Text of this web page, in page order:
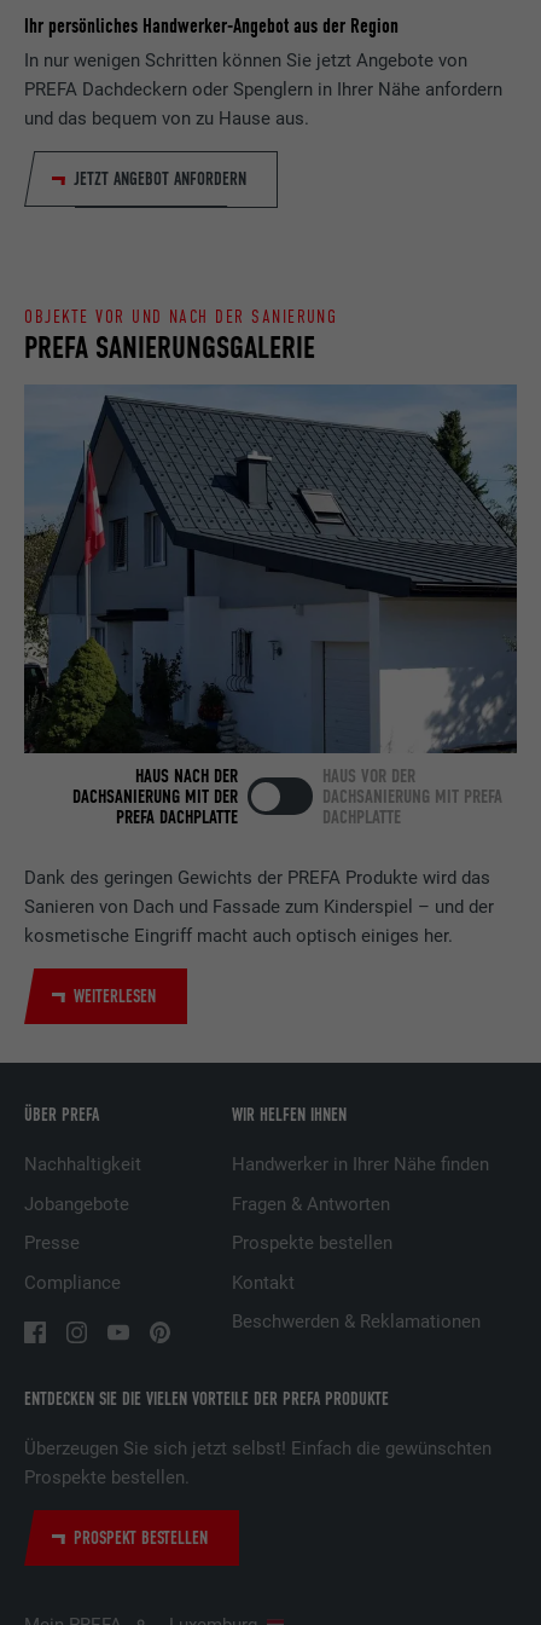
Ihr persönliches Handwerker-Angebot aus der Region
In nur wenigen Schritten können Sie jetzt Angebote von
PREFA Dachdeckern oder Spenglern in Ihrer Nähe anfordern
und das bequem von zu Hause aus.
JETZT ANGEBOT ANFORDERN
Dank des geringen Gewichts der PREFA Produkte wird das
Sanieren von Dach und Fassade zum Kinderspiel – und der
kosmetische Eingriff macht auch optisch einiges her.
WEITERLESEN
PREFA SANIERUNGSGALERIE
OBJEKTE VOR UND NACH DER SANIERUNG
HAUS NACH DER
DACHSANIERUNG MIT DER
PREFA DACHPLATTE
HAUS VOR DER
DACHSANIERUNG MIT PREFA
DACHPLATTE
ENTDECKEN SIE DIE VIELEN VORTEILE DER PREFA PRODUKTE
Überzeugen Sie sich jetzt selbst! Einfach die gewünschten
Prospekte bestellen.
PROSPEKT BESTELLEN
ÜBER PREFA
Nachhaltigkeit
Jobangebote
Presse
Compliance
WIR HELFEN IHNEN
Handwerker in Ihrer Nähe finden
Fragen & Antworten
Prospekte bestellen
Kontakt
Beschwerden & Reklamationen
Name _gaexp
Anbieter Google Optimize
Laufzeit 90 Tage
Identifikationsmerkmale.
Laufzeit Sitzung
Zweck
Speichert die vom Benutzer ausgewählte
Sprach version einer Webseite.
Name lang
Eingestellt von LinkedIn, wenn eine
uns"-Fenster enthält.
Name bcookie
Anbieter LinkedIn
2 Jahre
Zweck
Verwendet vom Social-Networking-Dienst
LinkedIn für die Verfolgung der
Verwendung von eingebetteten
Dienstleistungen.
Name bscookie
Laufzeit 2 Jahre
Verwendet vom Social-Networking-Dienst
Verwendung von eingebetteten
Laufzeit
mehreren Webseiten zu verfolgen, um
präsentieren.
Name lidc
Anbieter LinkedIn